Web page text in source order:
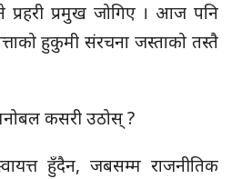
प्रहरी प्रमुख जोगिए । आज पनि
हुकुमी संरचना जस्ताको तस्तै
कसरी उठोस् ?
हुँदैन, जबसम्म राजनीतिक